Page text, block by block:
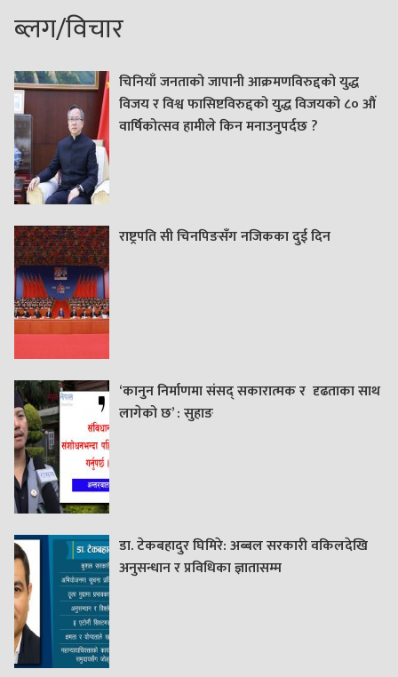
ब्लग/विचार
चिनियाँ जनताको जापानी आक्रमणविरुद्दको युद्ध
विजय र विश्व फासिष्टविरुद्दको युद्ध विजयको ८० औं
वार्षिकोत्सव हामीले किन मनाउनुपर्दछ ?
राष्ट्रपति सी चिनपिङसँग नजिकका दुई दिन
‘कानुन निर्माणमा संसद् सकारात्मक र दृढताका साथ
लागेको छ’ : सुहाङ
डा. टेकबहादुर घिमिरे: अब्बल सरकारी वकिलदेखि
अनुसन्धान र प्रविधिका ज्ञातासम्म